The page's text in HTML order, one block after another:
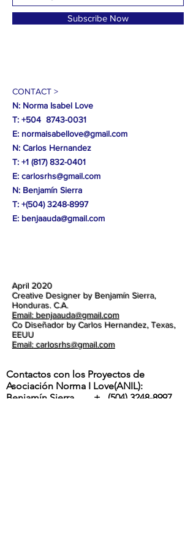
Subscribe Now
CONTACT >
N: Norma Isabel Love
T: +504 8743-0031
E: normaisabellove@gmail.com
N: Carlos Hernandez
T: +1 (817) 832-0401
E: carlosrhs@gmail.com
N: Benjamín Sierra
T: +(504)3248-8997
E: benjaauda@gmail.com
April 2020
Creative Designer by Benjamín Sierra,
Honduras. C.A.
Email: benjaauda@gmail.com
Co Diseñador by Carlos Hernandez, Texas,
EEUU
Email: carlosrhs@gmail.com
Contactos con los Proyectos de
Asociación Norma I Love(ANIL):
Benjamín Sierra + (504) 3248-8997